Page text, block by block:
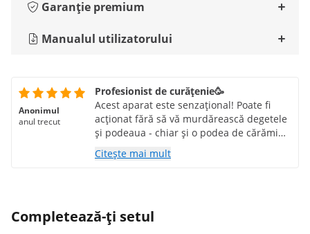
Garanție premium
Manualul utilizatorului
Anonimul
anul trecut
Profesionist de curățenie🥳
Acest aparat este senzațional! Poate fi
acționat fără să vă murdărească degetele
și podeaua - chiar și o podea de cărămidă
deschisă după inundare - devine foarte,
foarte curată după mai multe călătorii
Citește mai mult
Completează-ți setul